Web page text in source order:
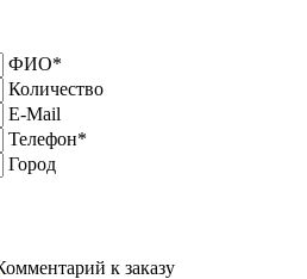
ФИО*
Количество
E-Mail
Телефон*
Город
к заказу